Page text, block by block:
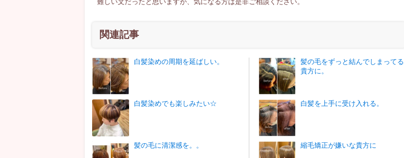
難しい文だったと思いますが、気になる方は是非ご相談ください。
関連記事
白髪染めの周期を延ばしい。
白髪染めでも楽しみたい☆
髪の毛に清潔感を。。
髪の毛をずっと結んでしまってる
貴方に。
白髪を上手に受け入れる。
縮毛矯正が嫌いな貴方に